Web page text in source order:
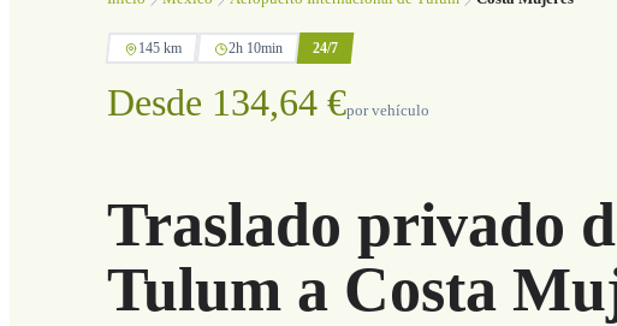
145 km 2h 10min 24/7
Desde 134,64 €por vehículo
Traslado privado
Tulum a Costa